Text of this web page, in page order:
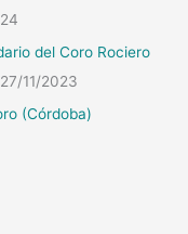
del Coro Rociero
27/11/2023
(Córdoba)